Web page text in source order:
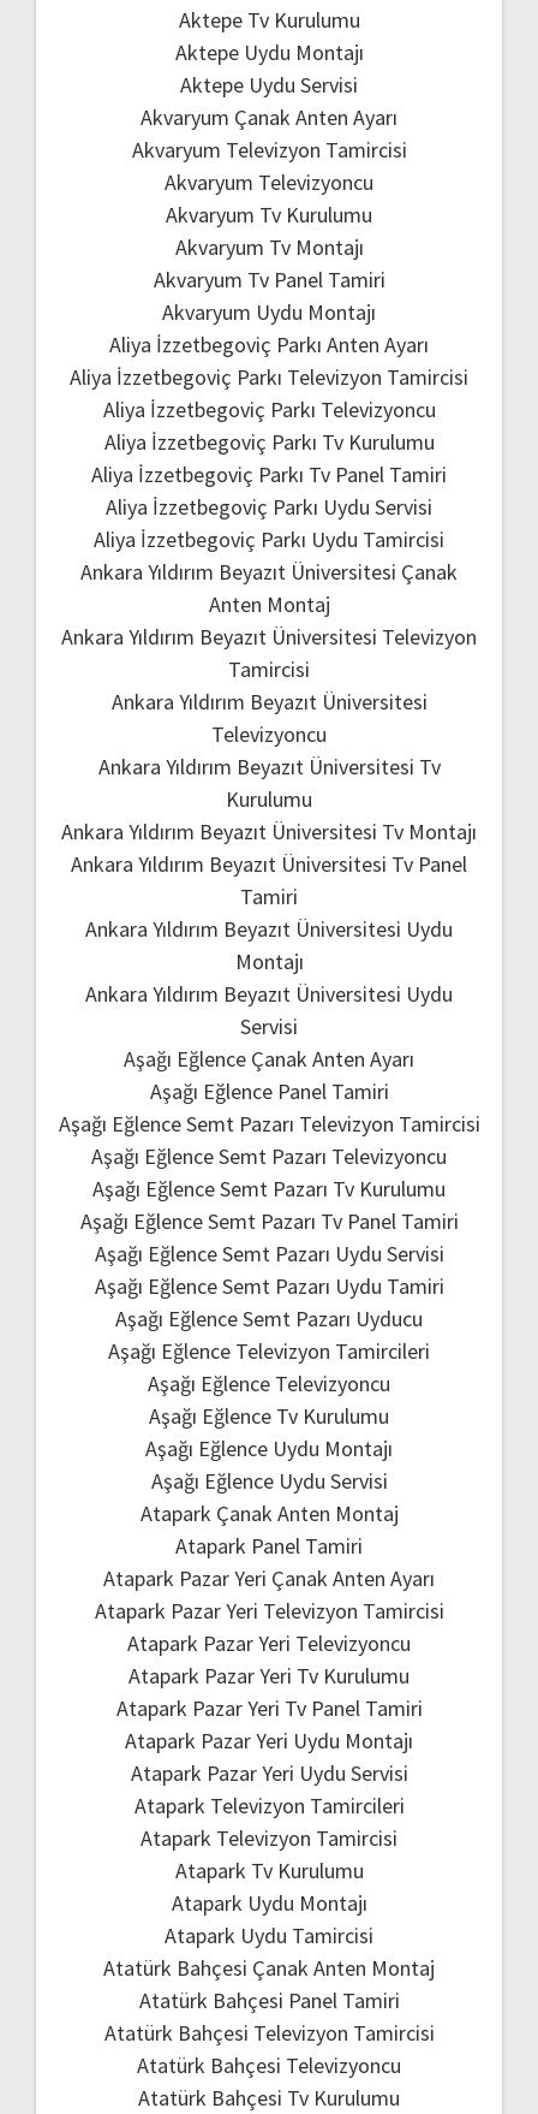
Aktepe Tv Kurulumu
Aktepe Uydu Montajı
Aktepe Uydu Servisi
Akvaryum Çanak Anten Ayarı
Akvaryum Televizyon Tamircisi
Akvaryum Televizyoncu
Akvaryum Tv Kurulumu
Akvaryum Tv Montajı
Akvaryum Tv Panel Tamiri
Akvaryum Uydu Montajı
Aliya İzzetbegoviç Parkı Anten Ayarı
Aliya İzzetbegoviç Parkı Televizyon Tamircisi
Aliya İzzetbegoviç Parkı Televizyoncu
Aliya İzzetbegoviç Parkı Tv Kurulumu
Aliya İzzetbegoviç Parkı Tv Panel Tamiri
Aliya İzzetbegoviç Parkı Uydu Servisi
Aliya İzzetbegoviç Parkı Uydu Tamircisi
Ankara Yıldırım Beyazıt Üniversitesi Çanak
Anten Montaj
Ankara Yıldırım Beyazıt Üniversitesi Televizyon
Tamircisi
Ankara Yıldırım Beyazıt Üniversitesi
Televizyoncu
Ankara Yıldırım Beyazıt Üniversitesi Tv
Kurulumu
Ankara Yıldırım Beyazıt Üniversitesi Tv Montajı
Ankara Yıldırım Beyazıt Üniversitesi Tv Panel
Tamiri
Ankara Yıldırım Beyazıt Üniversitesi Uydu
Montajı
Ankara Yıldırım Beyazıt Üniversitesi Uydu
Servisi
Aşağı Eğlence Çanak Anten Ayarı
Aşağı Eğlence Panel Tamiri
Aşağı Eğlence Semt Pazarı Televizyon Tamircisi
Aşağı Eğlence Semt Pazarı Televizyoncu
Aşağı Eğlence Semt Pazarı Tv Kurulumu
Aşağı Eğlence Semt Pazarı Tv Panel Tamiri
Aşağı Eğlence Semt Pazarı Uydu Servisi
Aşağı Eğlence Semt Pazarı Uydu Tamiri
Aşağı Eğlence Semt Pazarı Uyducu
Aşağı Eğlence Televizyon Tamircileri
Aşağı Eğlence Televizyoncu
Aşağı Eğlence Tv Kurulumu
Aşağı Eğlence Uydu Montajı
Aşağı Eğlence Uydu Servisi
Atapark Çanak Anten Montaj
Atapark Panel Tamiri
Atapark Pazar Yeri Çanak Anten Ayarı
Atapark Pazar Yeri Televizyon Tamircisi
Atapark Pazar Yeri Televizyoncu
Atapark Pazar Yeri Tv Kurulumu
Atapark Pazar Yeri Tv Panel Tamiri
Atapark Pazar Yeri Uydu Montajı
Atapark Pazar Yeri Uydu Servisi
Atapark Televizyon Tamircileri
Atapark Televizyon Tamircisi
Atapark Tv Kurulumu
Atapark Uydu Montajı
Atapark Uydu Tamircisi
Atatürk Bahçesi Çanak Anten Montaj
Atatürk Bahçesi Panel Tamiri
Atatürk Bahçesi Televizyon Tamircisi
Atatürk Bahçesi Televizyoncu
Atatürk Bahçesi Tv Kurulumu